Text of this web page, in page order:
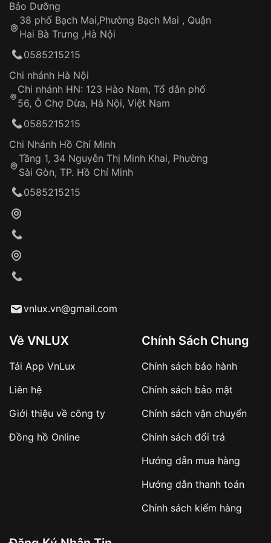
Thời gian tính từ khi xác nhận đơn hàng thành
công
Hotline: 0585 215 215
Từ khóa SEO:
Khách hàng kiểm tra và thanh toán trực tiếp
Từ khóa SEO:
sản phẩm đặc biệt
hàng
Số tiền còn lại thanh toán khi nhận hàng hoặc
✔️ Đảm bảo xử lý đơn hàng nhanh chóng
✔️ Hạn chế tình trạng hủy đơn không mong
Sản phẩm đã bị:
Tự ý sửa chữa
thống VNLUX
Đảm bảo quyền lợi khách hàng
Đồng hành cùng khách hàng trong suốt quá
trình sử dụng
Bảo Dưỡng
38 phố Bạch Mai,Phường Bạch Mai , Quận
Hai Bà Trưng ,Hà Nội
0585215215
Chi nhánh Hà Nội
Chi nhánh HN: 123 Hào Nam, Tổ dân phố
56, Ô Chợ Dừa, Hà Nội, Việt Nam
0585215215
Chi Nhánh Hồ Chí Minh
Tầng 1, 34 Nguyễn Thị Minh Khai, Phường
Sài Gòn, TP. Hồ Chí Minh
0585215215
vnlux.vn@gmail.com
Về VNLUX
Tải App VnLux
Liên hệ
Giới thiệu về công ty
Đồng hồ Online
Chính Sách Chung
Chính sách bảo hành
Chính sách bảo mật
Chính sách vận chuyển
Chính sách đổi trả
Hướng dẫn mua hàng
Hướng dẫn thanh toán
Chính sách kiểm hàng